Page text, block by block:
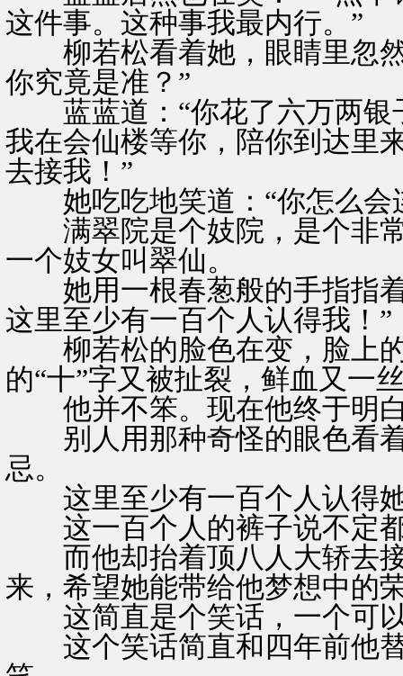
这件事。这种事我最内行。”
柳若松看着她，眼睛里忽
你究竟是准？”
蓝蓝道：“你花了六万两银
我在会仙楼等你，陪你到达里
去接我！”
她吃吃地笑道：“你怎么会
满翠院是个妓院，是个非常
一个妓女叫翠仙。
她用一根春葱般的手指指着
这里至少有一百个人认得我！”
柳若松的脸色在变，脸上的
的“十”字又被扯裂，鲜血又一
他并不笨。现在他终于明白
别人用那种奇怪的眼色看着
忌。
这里至少有一百个人认得她
这一百个人的裤子说不定
而他却抬着顶八人大轿去接
来，希望她能带给他梦想中的
这简直是个笑话，一个可以
这个笑话简直和四年前他替